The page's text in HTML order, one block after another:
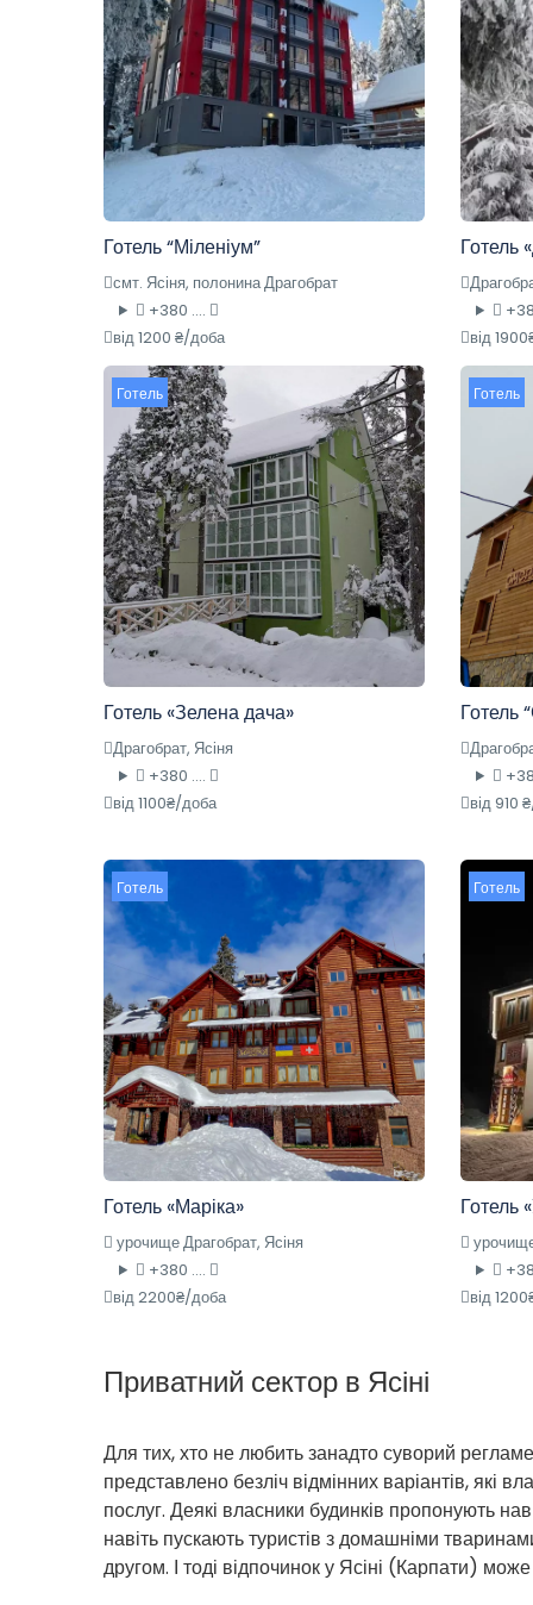
Готель “Міленіум”
смт. Ясіня, полонина Драгобрат
+380 ....
від 1200 ₴/доба
Готель
від
Готель
Готель «Зелена дача»
Драгобрат, Ясіня
+380 ....
від 1100₴/доба
Готель
Готель
від 910
Готель
Готель «Маріка»
урочище Драгобрат, Ясіня
+380 ....
від 2200₴/доба
Готель
Готель
від
Приватний сектор в Ясіні
Для тих, хто не любить занадто суворий
представлено безліч відмінних варіантів,
послуг. Деякі власники будинків пропонують
навіть пускають туристів з домашніми
другом. І тоді відпочинок у Ясіні (Карпати)